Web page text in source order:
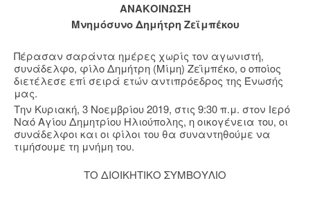
ΑΝΑΚΟΙΝΩΣΗ
Μνημόσυνο Δημήτρη Ζεϊμπέκου
Πέρασαν σαράντα ημέρες χωρίς τον αγωνιστή,
συνάδελφο, φίλο Δημήτρη (Μίμη) Ζεϊμπέκο, ο οποίος
διετέλεσε επί σειρά ετών αντιπρόεδρος της Ένωσής
μας.
Την Κυριακή, 3 Νοεμβρίου 2019, στις 9:30 π.μ. στον Ιερό
Ναό Αγίου Δημητρίου Ηλιούπολης, η οικογένεια του, οι
συνάδελφοι και οι φίλοι του θα συναντηθούμε να
τιμήσουμε τη μνήμη του.
ΤΟ ΔΙΟΙΚΗΤΙΚΟ ΣΥΜΒΟΥΛΙΟ